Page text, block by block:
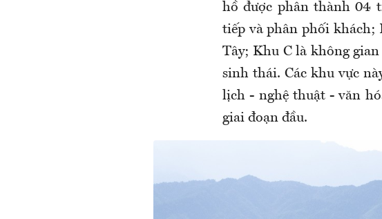
hồ được phân thành 04
tiếp và phân phối
Tây; Khu C là không
sinh thái. Các khu vực
lịch - nghệ thuật - văn
giai đoạn đầu.